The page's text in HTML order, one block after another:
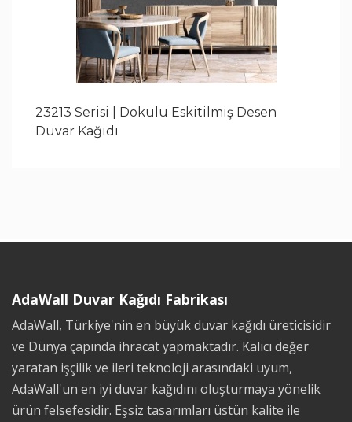
23213 Serisi | Dokulu Eskitilmiş Desen
Duvar Kağıdı
AdaWall Duvar Kağıdı Fabrikası
AdaWall, Türkiye'nin en büyük duvar kağıdı üreticisidir
ve Dünya çapında ihracat yapmaktadır. Kalıcı değer
yaratan işçilik ve ileri teknoloji arasındaki uyum,
AdaWall'un en iyi duvar kağıdını oluşturmaya yönelik
ürün felsefesidir. Eşsiz tasarımları üstün kalite ile